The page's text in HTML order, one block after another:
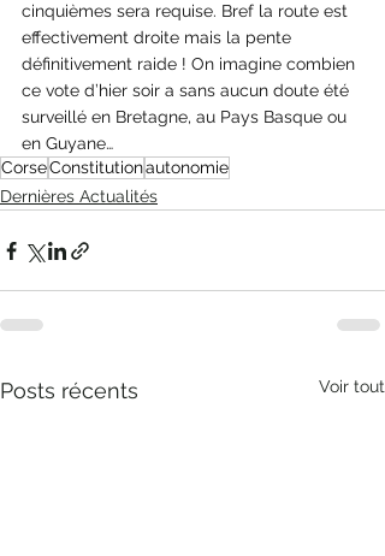
cinquièmes sera requise. Bref la route est
effectivement droite mais la pente
définitivement raide ! On imagine combien
ce vote d’hier soir a sans aucun doute été
surveillé en Bretagne, au Pays Basque ou
en Guyane…
CorseConstitutionautonomie
Dernières Actualités
Posts récents Voir tout